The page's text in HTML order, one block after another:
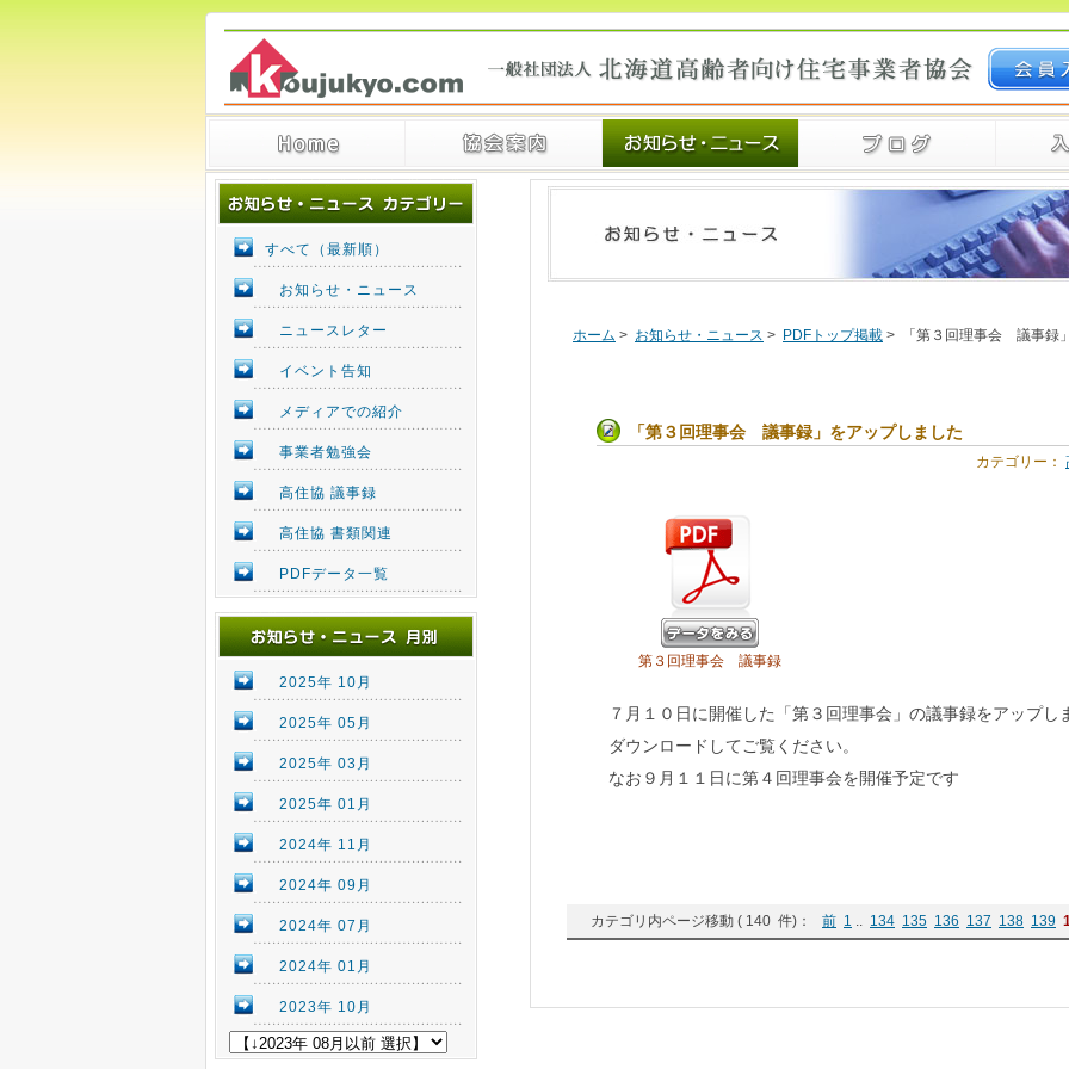
すべて（最新順）
お知らせ・ニュース
ニュースレター
イベント告知
メディアでの紹介
事業者勉強会
高住協 議事録
高住協 書類関連
PDFデータ一覧
2025年 10月
2025年 05月
2025年 03月
2025年 01月
2024年 11月
2024年 09月
2024年 07月
2024年 01月
2023年 10月
ホーム > お知らせ・ニュース > PDFトップ掲載 > 「第３回理事会 議事録
「第３回理事会 議事録」をアップしました
カテゴリー：
第３回理事会 議事録
７月１０日に開催した「第３回理事会」の議事録をアップし
ダウンロードしてご覧ください。
なお９月１１日に第４回理事会を開催予定です
カテゴリ内ページ移動 ( 140 件)： 前 1 .. 134 135 136 137 138 139